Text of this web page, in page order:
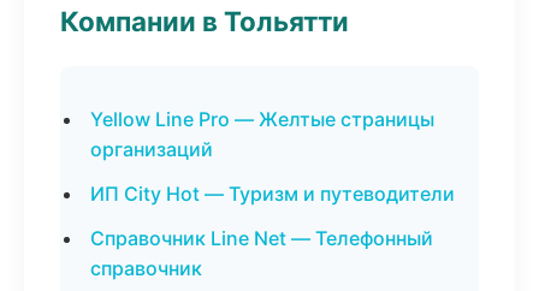
Компании в Тольятти
Yellow Line Pro — Желтые страницы
организаций
ИП City Hot — Туризм и путеводители
Справочник Line Net — Телефонный
справочник